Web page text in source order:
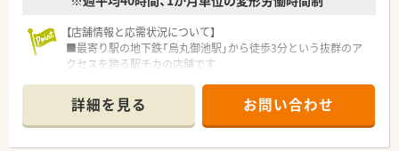
【店舗情報と応需状況について】
■最寄り駅の地下鉄「烏丸御池駅」から徒歩3分という抜群のア
クセスを誇る駅チカの店舗です
方箋を応需しています
■薬剤師は常勤2名とパート2名が在籍し、事務スタッフ2名と協
力しながら業務にあたります
詳細を見る お問い合わせ